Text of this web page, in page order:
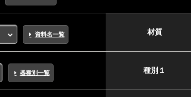
資料名一覧 材質
器種別一覧 種別１